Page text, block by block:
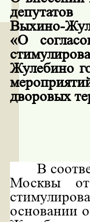
Выхино-
«О
Жулебино
дворовых
В
Москвы
основании